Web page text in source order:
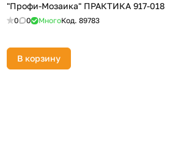
"Профи-Мозаика" ПРАКТИКА 917-018
0 0 МногоКод.89783
В корзину